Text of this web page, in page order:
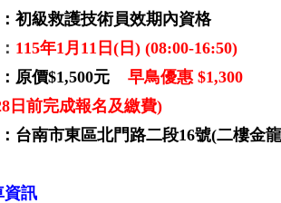
初級救護技術員效期內資格
： 115年1月11日(日) (08:00-16:50)
原價$1,500元
早鳥優惠 $1,300
日前完成報名及繳費)
台南市東區北門路二段16號(二樓金
資訊